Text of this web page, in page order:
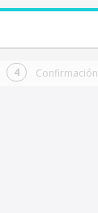
Confirmación